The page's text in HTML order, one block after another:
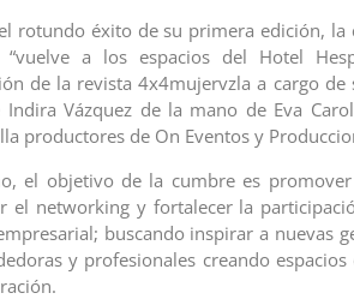
rotundo éxito de su primera edición, la
“vuelve a los espacios del Hotel
de la revista 4x4mujervzla a cargo de
Indira Vázquez de la mano de Eva
productores de On Eventos y
el objetivo de la cumbre es
el networking y fortalecer la
buscando inspirar a nuevas
y profesionales creando